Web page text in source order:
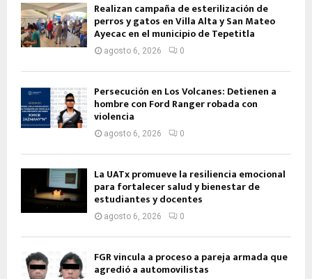
Realizan campaña de esterilización de
perros y gatos en Villa Alta y San Mateo
Ayecac en el municipio de Tepetitla
agosto 6, 2026 0
Persecución en Los Volcanes: Detienen a
hombre con Ford Ranger robada con
violencia
agosto 6, 2026 0
La UATx promueve la resiliencia emocional
para fortalecer salud y bienestar de
estudiantes y docentes
agosto 6, 2026 0
FGR vincula a proceso a pareja armada que
agredió a automovilistas